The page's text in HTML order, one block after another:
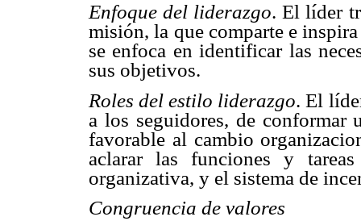
Enfoque del liderazgo. El líder
misión, la que comparte e
se enfoca en identificar las
sus objetivos.
Roles del estilo liderazgo. El
a los seguidores, de conformar
favorable al cambio
aclarar las funciones y
organizativa, y el sistema de
Congruencia de valores